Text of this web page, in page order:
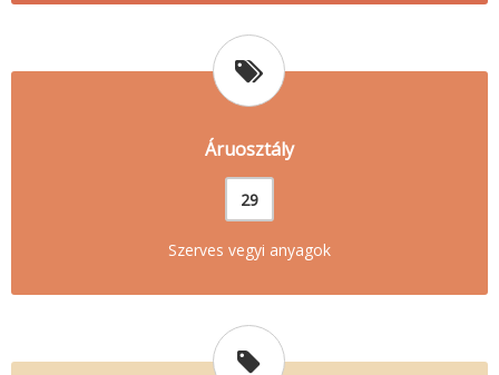
Áruosztály
29
Szerves vegyi anyagok